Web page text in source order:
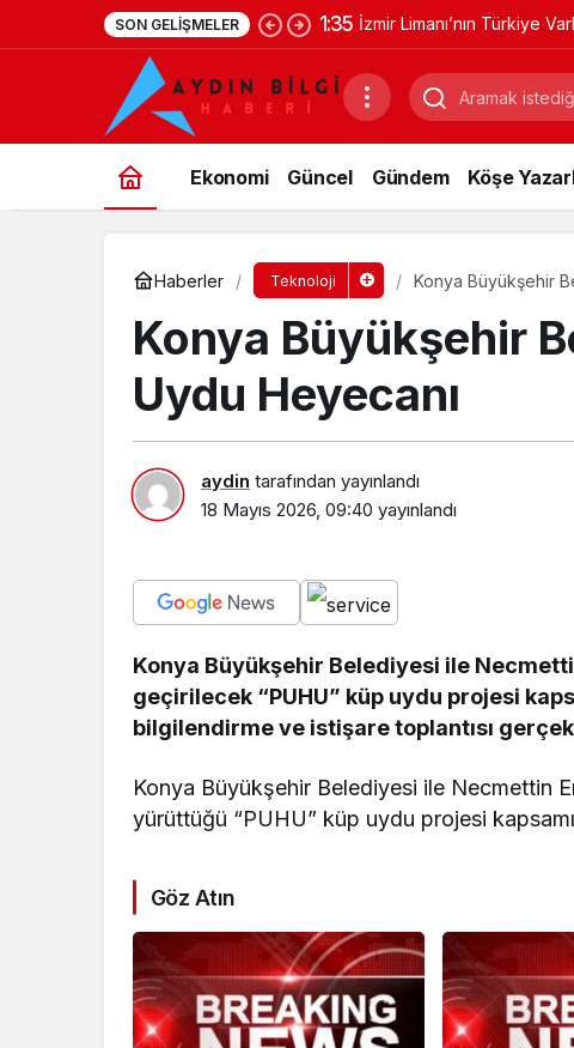
SON GELIŞMELER 1:35 İzmir Limanı’nın Türkiye
Ekonomi Güncel Gündem Köşe
Haberler Teknoloji Konya Büyükşehir
Konya Büyükşehir
Uydu Heyecanı
aydin tarafından yayınlandı
18 Mayıs 2026, 09:40 yayınlandı
Konya Büyükşehir Belediyesi ile
geçirilecek “PUHU” küp uydu projesi
bilgilendirme ve istişare toplantısı
Konya Büyükşehir Belediyesi ile Necmettin
yürüttüğü “PUHU” küp uydu projesi
Göz Atın
Ekonomi
İzmir Limanı’nın Türkiye
Varlık Fonu’na Devri
Tamamlandı